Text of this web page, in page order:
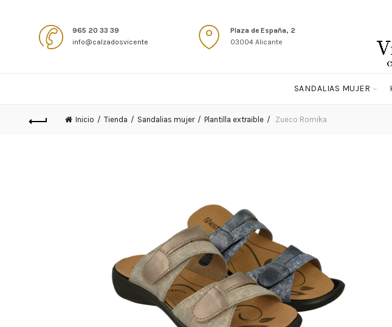
965 20 33 39
info@calzadosvicente
Plaza de España, 2
03004 Alicante
SANDALIAS MUJER
Inicio Tienda Sandalias mujer Plantilla extraible Zueco Romika